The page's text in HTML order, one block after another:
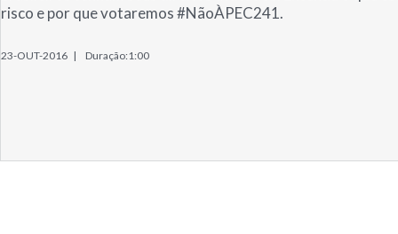
risco e por que votaremos #NãoÀPEC241.
23-OUT-2016 | Duração:1:00